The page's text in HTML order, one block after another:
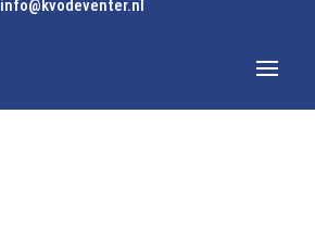
info@kvodeventer.nl